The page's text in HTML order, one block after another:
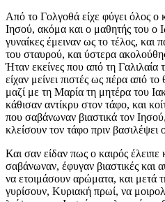
Από το Γολγοθά είχε φύγει όλος ο
Ιησού, ακόμα και ο μαθητής του ο
γυναίκες έμειναν ως το τέλος,
του σταυρού, και ύστερα
Ήταν εκείνες που από τη Γαλιλαία
είχαν μείνει πιστές ως πέρα από
μαζί με τη Μαρία τη μητέρα του
κάθισαν αντίκρυ στον τάφο, και
που σαβάνωναν βιαστικά τον
κλείσουν τον τάφο πριν βασιλέψει
Και σαν είδαν πως ο καιρός
σαβάνωναν, έφυγαν βιαστικές και
να ετοιμάσουν αρώματα, και μετά
γυρίσουν, Κυριακή πρωί, να